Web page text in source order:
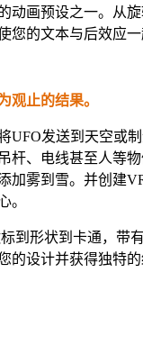
动画预设之一。从旋
您的文本与后效应一
观止的结果。
UFO发送到天空或
杆、电线甚至人等
加雾到雪。并创建
。
到形状到卡通，带
的设计并获得独特的